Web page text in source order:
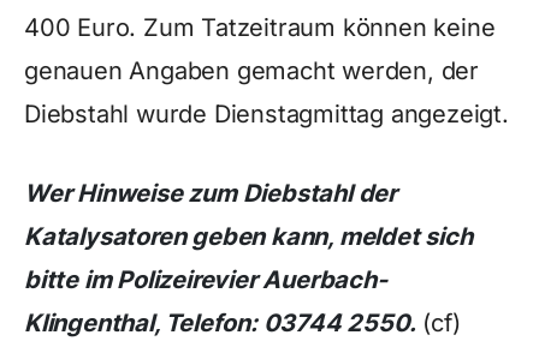
400 Euro. Zum Tatzeitraum können keine
genauen Angaben gemacht werden, der
Diebstahl wurde Dienstagmittag angezeigt.
Wer Hinweise zum Diebstahl der
Katalysatoren geben kann, meldet sich
bitte im Polizeirevier Auerbach-
Klingenthal, Telefon: 03744 2550. (cf)